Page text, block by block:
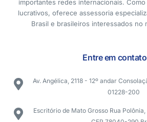
importantes redes internacionais.
lucrativos, oferece assessoria
Brasil e brasileiros interessados no
Entre em contato
Av. Angélica, 2118 - 12º andar
01228-200
Escritório de Mato Grosso Rua